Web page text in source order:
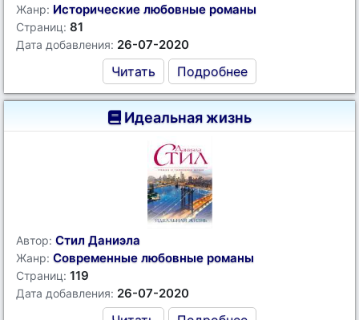
Жанр: Исторические любовные романы
Страниц: 81
Дата добавления: 26-07-2020
Читать Подробнее
Идеальная жизнь
Автор: Стил Даниэла
Жанр: Современные любовные романы
Страниц: 119
Дата добавления: 26-07-2020